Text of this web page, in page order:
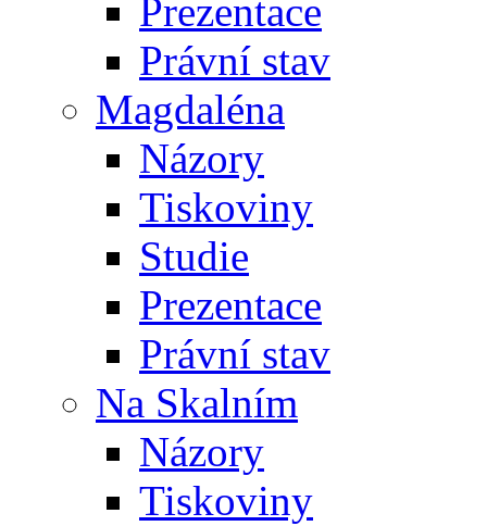
Prezentace
Právní stav
Magdaléna
Názory
Tiskoviny
Studie
Prezentace
Právní stav
Na Skalním
Názory
Tiskoviny